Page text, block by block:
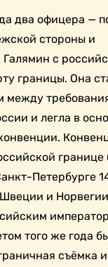
два офицера —
стороны и
Галямин с
границы. Она
между
и легла в
границе
Петербурге
и
того же года
съёмка